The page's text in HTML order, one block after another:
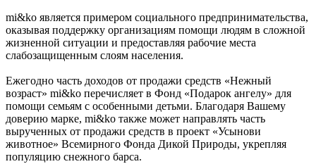
mi&ko является примером социального предпринимательства,
оказывая поддержку организациям помощи людям в сложной
жизненной ситуации и предоставляя рабочие места
слабозащищенным слоям населения.
Ежегодно часть доходов от продажи средств «Нежный
возраст» mi&ko перечисляет в Фонд «Подарок ангелу» для
помощи семьям с особенными детьми. Благодаря Вашему
доверию марке, mi&ko также может направлять часть
вырученных от продажи средств в проект «Усынови
животное» Всемирного Фонда Дикой Природы, укрепляя
популяцию снежного барса.